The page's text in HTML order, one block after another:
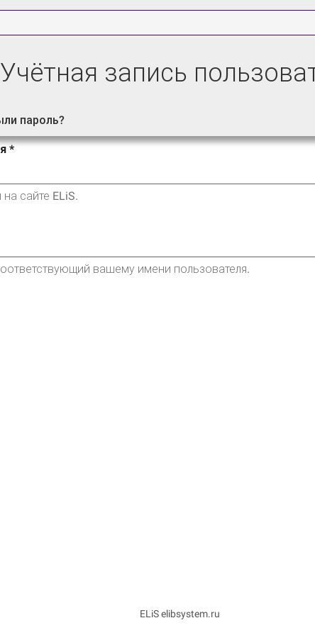
Учётная запись
пароль?
*
сайте ELiS.
вашему имени пользователя.
ELiS elibsystem.ru